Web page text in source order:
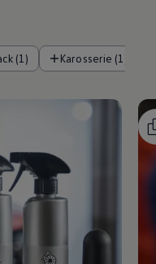
(1) Karosserie (1)